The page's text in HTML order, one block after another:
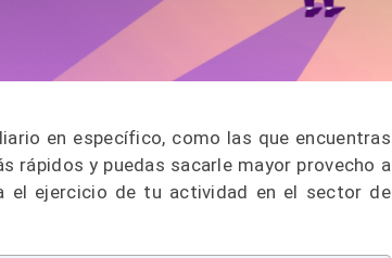
en específico, como las que encuentras
rápidos y puedas sacarle mayor provecho a
el ejercicio de tu actividad en el sector de